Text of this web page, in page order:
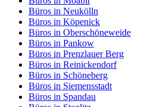
Büros in Neukölln
Büros in Köpenick
Büros in Oberschöneweide
Büros in Pankow
Büros in Prenzlauer Berg
Büros in Reinickendorf
Büros in Schöneberg
Büros in Siemensstadt
Büros in Spandau